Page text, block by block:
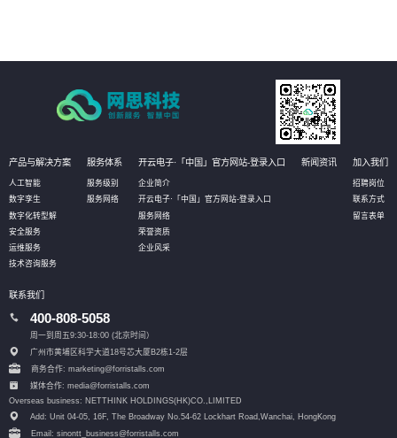
产品与解决方案
人工智能
数字孪生
数字化转型解
安全服务
运维服务
技术咨询服务
服务体系
服务级别
服务网络
开云电子·「中国」官方网站-登录入口
企业简介
开云电子·「中国」官方网站-登录入口
服务网络
荣誉资质
企业风采
新闻资讯 加入我们
招聘岗位
联系方式
留言表单
联系我们
400-808-5058
周一到周五9:30-18:00 (北京时间）
广州市黄埔区科学大道18号芯大厦B2栋1-2层
商务合作: marketing@forristalls.com
媒体合作: media@forristalls.com
Overseas business: NETTHINK HOLDINGS(HK)CO.,LIMITED
Add: Unit 04-05, 16F, The Broadway No.54-62 Lockhart Road, Wanchai, HongKong
Email: sinontt_business@forristalls.com